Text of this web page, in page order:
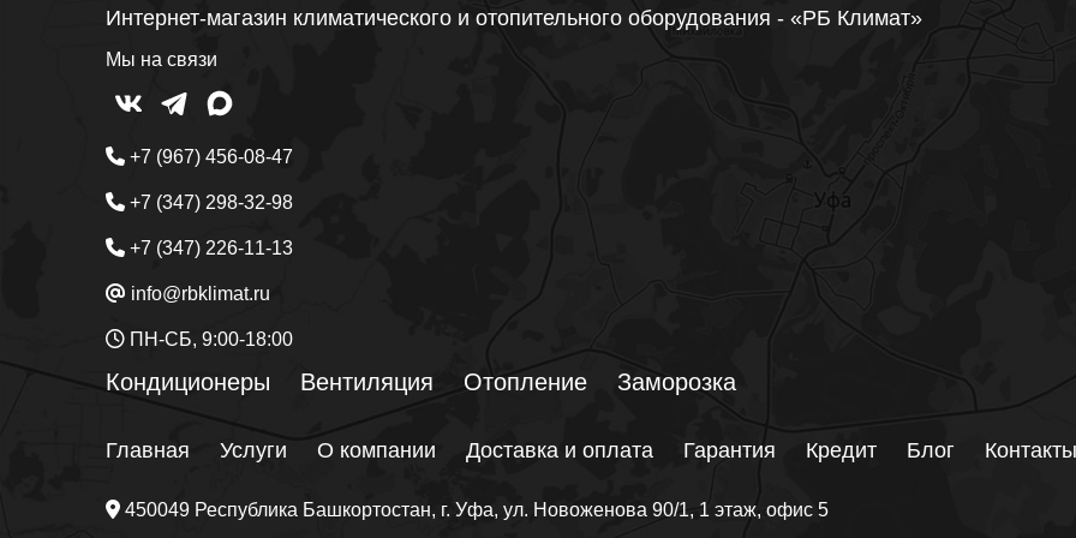
Интернет-магазин климатического и отопительного оборудования - «РБ Климат»
Мы на связи
+7 (967) 456-08-47
+7 (347) 298-32-98
+7 (347) 226-11-13
info@rbklimat.ru
ПН-СБ, 9:00-18:00
Кондиционеры Вентиляция Отопление Заморозка
Главная Услуги О компании Доставка и оплата Гарантия Кредит Блог Контакты
450049 Республика Башкортостан, г. Уфа, ул. Новоженова 90/1, 1 этаж, офис 5